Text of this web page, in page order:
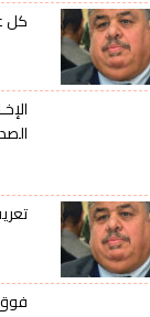
كل